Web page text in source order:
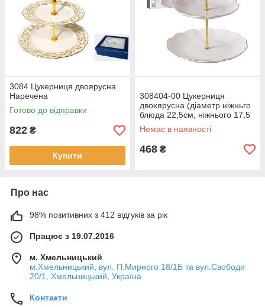
3084 Цукерниця двоярусна
Наречена
Готово до відправки
822 ₴
Купити
308404-00 Цукерниця
двохярусна (діаметр ніжньго
блюда 22,5см, ніжнього 17,5
см) Лауретта
Немає в наявності
468 ₴
Про нас
98% позитивних з 412 відгуків за рік
Працює з 19.07.2016
м. Хмельницький
м.Хмельницький, вул. П.Мирного 18/1Б та вул.Свободи
20/1, Хмельницький, Україна
Контакти